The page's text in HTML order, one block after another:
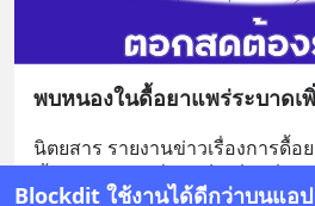
Blockdit ใช้งานได้ดีกว่าบนแอป
พบหนองในดื้อยาแพร่ระบาดเ
นิตยสาร รายงานข่าวเรื่องการดื้
ขึ้นในอเมริกา ซึ่งถือเป็นเรื่องที่ค่อ